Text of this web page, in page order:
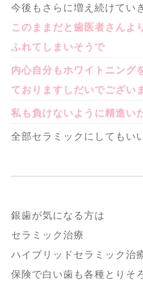
今後もさらに増え続けてい
このままだと歯医者さんよ
ふれてしまいそうで
内心自分もホワイトニング
ておりますしだいでござい
私も負けないように精進い
全部セラミックにしてもい
銀歯が気になる方は
セラミック治療
ハイブリッドセラミック治
保険で白い歯も各種とりそ